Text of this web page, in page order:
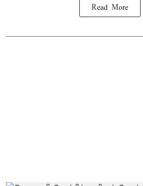
Read More